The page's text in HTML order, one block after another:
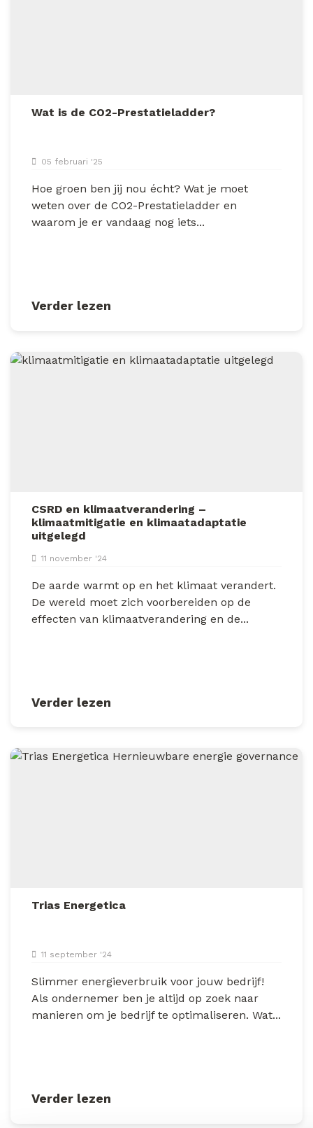
Wat is de CO2-Prestatieladder?
05 februari '25
Hoe groen ben jij nou écht? Wat je moet
weten over de CO2-Prestatieladder en
waarom je er vandaag nog iets...
Verder lezen
CSRD en klimaatverandering –
klimaatmitigatie en klimaatadaptatie
uitgelegd
11 november '24
De aarde warmt op en het klimaat verandert.
De wereld moet zich voorbereiden op de
effecten van klimaatverandering en de...
Verder lezen
Trias Energetica
11 september '24
Slimmer energieverbruik voor jouw bedrijf!
Als ondernemer ben je altijd op zoek naar
manieren om je bedrijf te optimaliseren. Wat...
Verder lezen